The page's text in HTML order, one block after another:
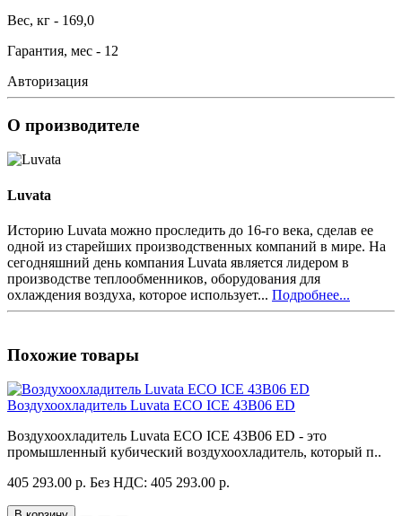
Вес, кг - 169,0
Гарантия, мес - 12
Авторизация
О производителе
Luvata
Историю Luvata можно проследить до 16-го века, сделав ее
одной из старейших производственных компаний в мире. На
сегодняшний день компания Luvata является лидером в
производстве теплообменников, оборудования для
охлаждения воздуха, которое использует... Подробнее...
Похожие товары
Воздухоохладитель Luvata ECO ICE 43B06 ED
Воздухоохладитель Luvata ECO ICE 43B06 ED - это
промышленный кубический воздухоохладитель, который п..
405 293.00 р. Без НДС: 405 293.00 р.